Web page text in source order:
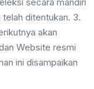
ditentukan. 3.
akan
Website resmi
ini disampaikan